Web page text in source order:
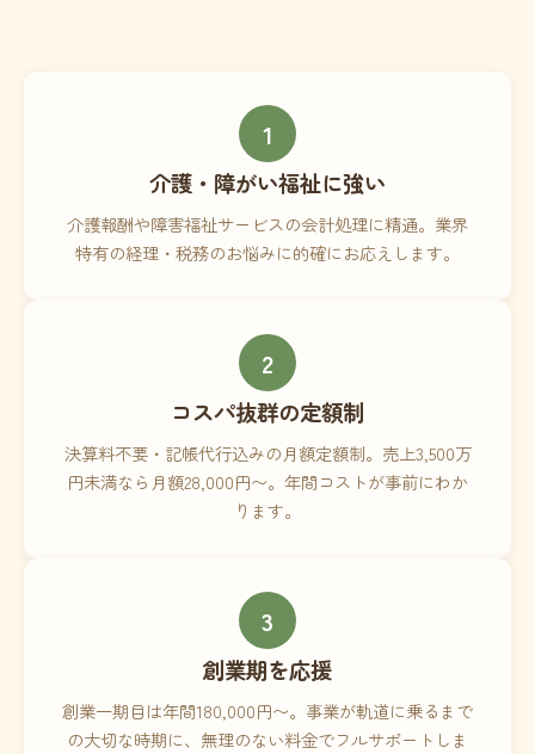
1
介護・障がい福祉に強い
介護報酬や障害福祉サービスの会計処理に精通。業界
特有の経理・税務のお悩みに的確にお応えします。
2
コスパ抜群の定額制
決算料不要・記帳代行込みの月額定額制。売上3,500万
円未満なら月額28,000円〜。年間コストが事前にわか
ります。
3
創業期を応援
創業一期目は年間180,000円〜。事業が軌道に乗るまで
の大切な時期に、無理のない料金でフルサポートしま